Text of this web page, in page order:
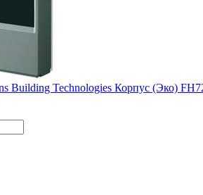
Building Technologies Корпус (Эко)